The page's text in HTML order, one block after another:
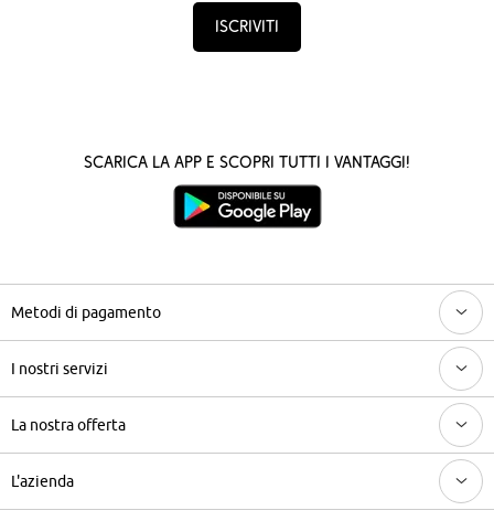
Iscriviti
Scarica la App e scopri tutti i vantaggi!
Metodi di pagamento
I nostri servizi
La nostra offerta
L'azienda